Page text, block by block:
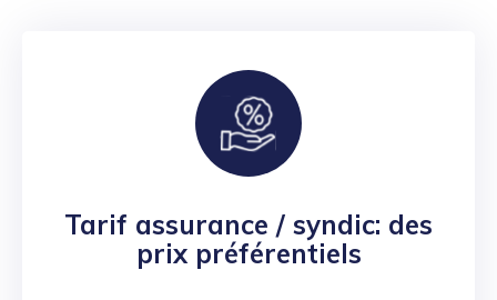
Tarif assurance / syndic: des
prix préférentiels